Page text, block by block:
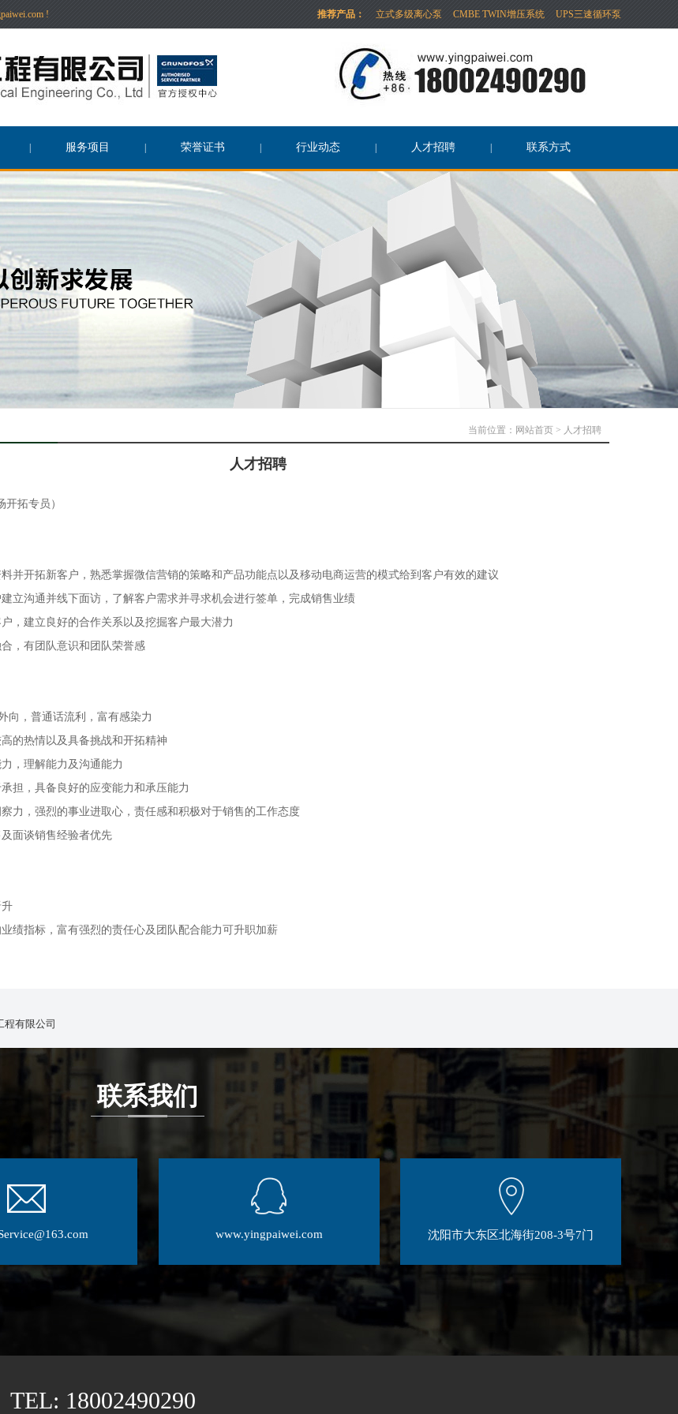
! UPS三速循环泵
CMBE TWIN增压系统
立式多级离心泵
推荐产品：
服务项目 荣誉证书 行业动态 人才招聘 联系方式
当前位置： 网站首页 > 人才招聘
人才招聘
拓专员）
并开拓新客户，熟悉掌握微信营销的策略和产品功能点以及移动电商运营的模式给到客户有效的建议
立沟通并线下面访，了解客户需求并寻求机会进行签单，完成销售业绩
，建立良好的合作关系以及挖掘客户最大潜力
，有团队意识和团队荣誉感
向，普通话流利，富有感染力
的热情以及具备挑战和开拓精神
，理解能力及沟通能力
担，具备良好的应变能力和承压能力
力，强烈的事业进取心，责任感和积极对于销售的工作态度
面谈销售经验者优先
绩指标，富有强烈的责任心及团队配合能力可升职加薪
程有限公司
联系我们
www.yingpaiwei.com 沈阳市大东区北海街208-3号7门
TEL: 18002490290